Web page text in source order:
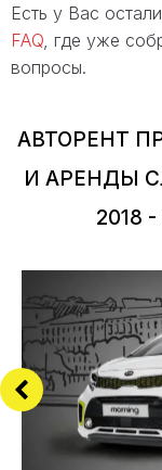
Есть у Вас
FAQ , где уже
вопросы.
АВТОРЕНТ
И АРЕНДЫ
2018